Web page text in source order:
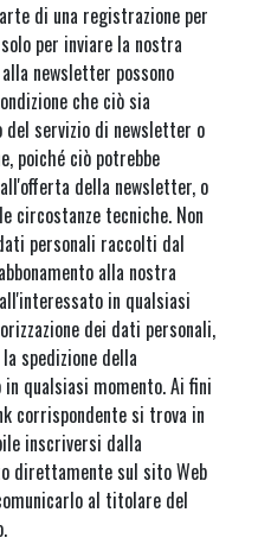
di una registrazione per
per inviare la nostra
newsletter possono
che ciò sia
del servizio di newsletter o
poiché ciò potrebbe
della newsletter, o
circostanze tecniche. Non
personali raccolti dal
alla nostra
in qualsiasi
dei dati personali,
spedizione della
qualsiasi momento. Ai fini
corrispondente si trova in
inscriversi dalla
direttamente sul sito Web
al titolare del